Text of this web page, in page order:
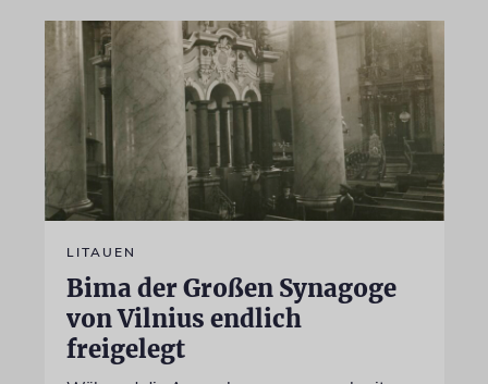
LITAUEN
Bima der Großen Synagoge
von Vilnius endlich
freigelegt